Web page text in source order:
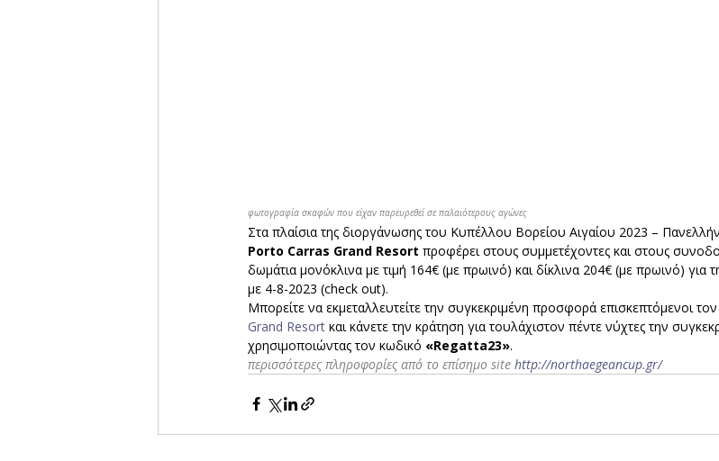
φωτογραφία σκαφών που είχαν παρευρεθεί σε παλαιότερους αγώνες
Στα πλαίσια της διοργάνωσης του Κυπέλλου Βορείου Αιγαίου 2023 –
Porto Carras Grand Resort προφέρει στους συμμετέχοντες και στους
δωμάτια μονόκλινα με τιμή 164€ (με πρωινό) και δίκλινα 204€ (με πρωινό) για
με 4-8-2023 (check out).
Μπορείτε να εκμεταλλευτείτε την συγκεκριμένη προσφορά επισκεπτόμενοι τον
Grand Resort και κάνετε την κράτηση για τουλάχιστον πέντε νύχτες την
χρησιμοποιώντας τον κωδικό «Regatta23».
περισσότερες πληροφορίες από το επίσημο site http://northaegeancup.gr/